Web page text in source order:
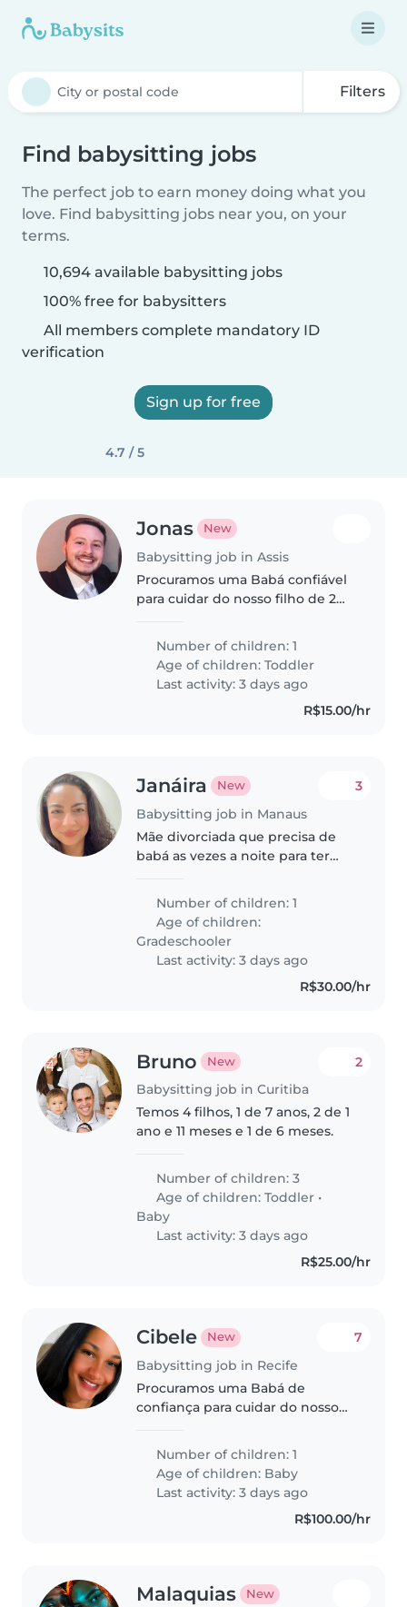
Filters
Find babysitting jobs
The perfect job to earn money doing what you
love. Find babysitting jobs near you, on your
terms.
10,694 available babysitting jobs
100% free for babysitters
All members complete mandatory ID
verification
Sign up for free
4.7 / 5
Jonas New
Babysitting job in Assis
Procuramos uma Babá confiável
para cuidar do nosso filho de 2
inteligente e curioso. Precisamos
de alguém que goste de
cozinhar e ajudar com pequenas
tarefas...
Number of children: 1
Age of children:Toddler
Last activity: 3 days ago
R$15.00/hr
Janáira New
Babysitting job in Manaus
3
Mãe divorciada que precisa de
babá as vezes a noite para ter
Number of children: 1
Age of children:
Gradeschooler
Last activity: 3 days ago
R$30.00/hr
Bruno New
Babysitting job in Curitiba
2
Temos 4 filhos, 1 de 7 anos, 2 de 1
ano e 11 meses e 1 de 6 meses.
Number of children: 3
Age of children:Toddler •
Baby
Last activity: 3 days ago
R$25.00/hr
Cibele New
Babysitting job in Recife
7
Procuramos uma Babá de
confiança para cuidar do nosso
Queremos alguém atencioso,
que ajude com as tarefas
domésticas leves e que goste de
crianças calmas e
Number of children: 1
Age of children: Baby
Last activity: 3 days ago
R$100.00/hr
Malaquias New